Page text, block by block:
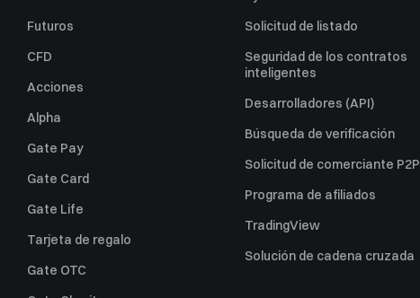
Futuros
CFD
Acciones
Alpha
Gate Pay
Gate Card
Gate Life
Tarjeta de regalo
Gate OTC
Solicitud de listado
Seguridad de los contratos
inteligentes
Desarrolladores (API)
Búsqueda de verificación
Solicitud de comerciante P2P
Programa de afiliados
TradingView
Solución de cadena cruzada